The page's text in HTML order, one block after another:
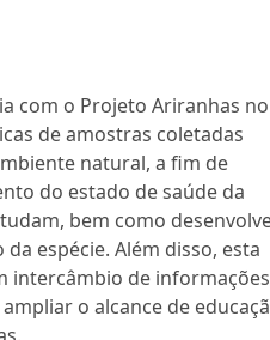
com o Projeto Ariranhas no
de amostras coletadas
natural, a fim de
do estado de saúde da
bem como
espécie. Além disso, esta
intercâmbio de informações
o alcance de